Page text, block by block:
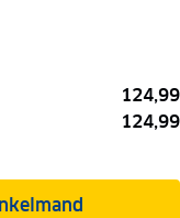
124,99
124,99